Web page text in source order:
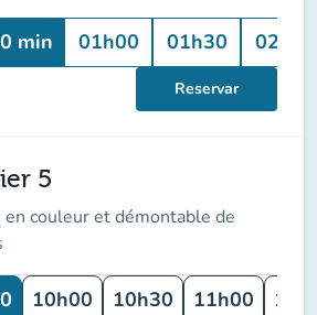
min 01h00 01h30 02h00
Reservar
5
couleur et démontable de
10h00 10h30 11h00